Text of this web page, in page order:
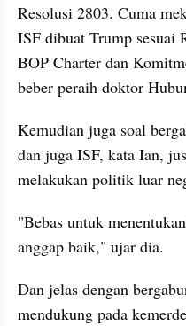
Resolusi 2803. Cuma
ISF dibuat Trump sesuai
BOP Charter dan
beber peraih doktor
Kemudian juga soal
dan juga ISF, kata Ian,
melakukan politik luar
"Bebas untuk
anggap baik," ujar dia.
Dan jelas dengan
mendukung pada